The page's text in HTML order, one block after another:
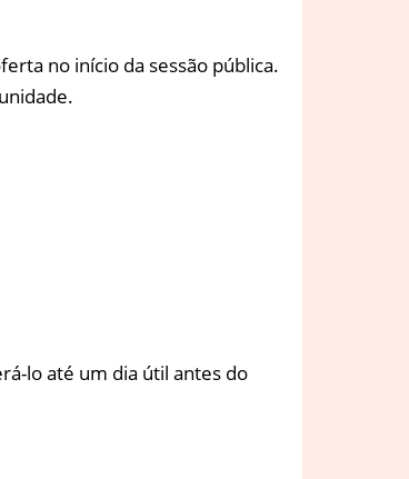
no início da sessão pública.
lo até um dia útil antes do